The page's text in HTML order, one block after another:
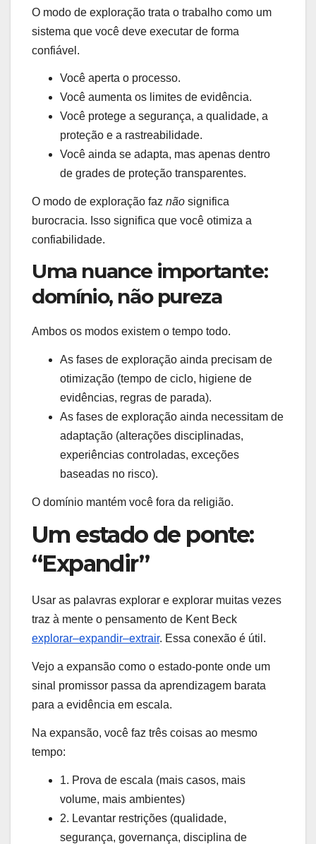
O modo de exploração trata o trabalho como um
sistema que você deve executar de forma
confiável.
Você aperta o processo.
Você aumenta os limites de evidência.
Você protege a segurança, a qualidade, a
proteção e a rastreabilidade.
Você ainda se adapta, mas apenas dentro
de grades de proteção transparentes.
O modo de exploração faz não significa
burocracia. Isso significa que você otimiza a
confiabilidade.
Uma nuance importante:
domínio, não pureza
Ambos os modos existem o tempo todo.
As fases de exploração ainda precisam de
otimização (tempo de ciclo, higiene de
evidências, regras de parada).
As fases de exploração ainda necessitam de
adaptação (alterações disciplinadas,
experiências controladas, exceções
baseadas no risco).
O domínio mantém você fora da religião.
Um estado de ponte:
“Expandir”
Usar as palavras explorar e explorar muitas vezes
traz à mente o pensamento de Kent Beck
explorar–expandir–extrair. Essa conexão é útil.
Vejo a expansão como o estado-ponte onde um
sinal promissor passa da aprendizagem barata
para a evidência em escala.
Na expansão, você faz três coisas ao mesmo
tempo:
1. Prova de escala (mais casos, mais
volume, mais ambientes)
2. Levantar restrições (qualidade,
segurança, governança, disciplina de